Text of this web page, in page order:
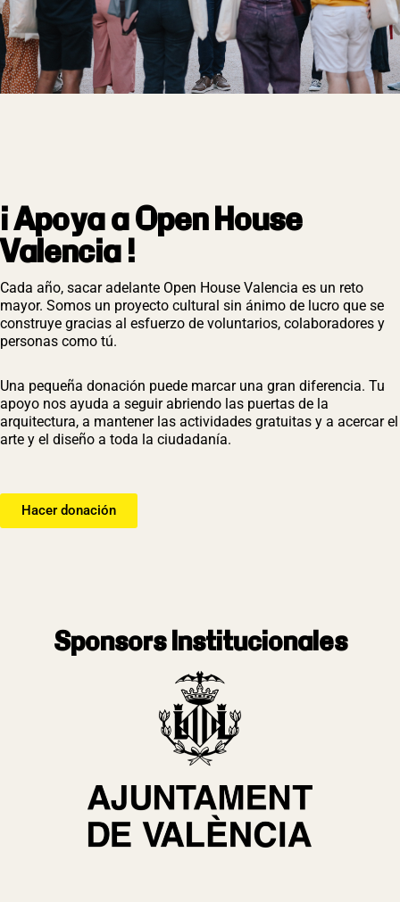
¡ Apoya a Open House
Valencia !
Cada año, sacar adelante Open House Valencia es un reto
mayor. Somos un proyecto cultural sin ánimo de lucro que se
construye gracias al esfuerzo de voluntarios, colaboradores y
personas como tú.
Una pequeña donación puede marcar una gran diferencia. Tu
apoyo nos ayuda a seguir abriendo las puertas de la
arquitectura, a mantener las actividades gratuitas y a acercar el
arte y el diseño a toda la ciudadanía.
Hacer donación
Sponsors Institucionales